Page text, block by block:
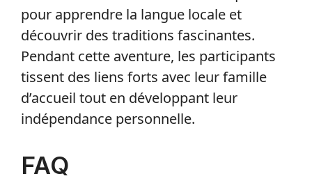
pour apprendre la langue locale et
découvrir des traditions fascinantes.
Pendant cette aventure, les participants
tissent des liens forts avec leur famille
d’accueil tout en développant leur
indépendance personnelle.
FAQ